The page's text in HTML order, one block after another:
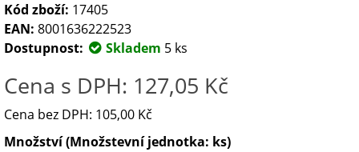
Kód zboží: 17405
EAN: 8001636222523
Dostupnost:
Skladem 5 ks
Cena s DPH: 127,05 Kč
Cena bez DPH: 105,00 Kč
Množství (Množstevní jednotka: ks)